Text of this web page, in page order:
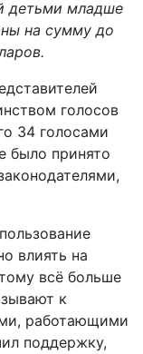
детьми младше
на сумму до
голосов
34 голосами
было принято
влиять на
всё больше
к
работающими
поддержку,